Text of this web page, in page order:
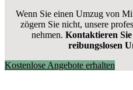
Wenn Sie einen Umzug von
zögern Sie nicht, unsere
nehmen. Kontaktieren Sie
reibungslosen
Kostenlose Angebote erhalten